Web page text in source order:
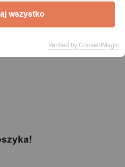
146686599 |
produktu (kliknij)
wszystko
Verified by ConsentMagic